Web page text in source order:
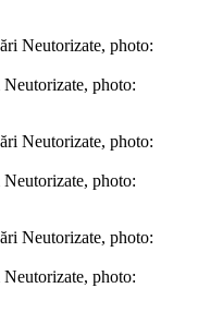
photo:
photo:
photo: